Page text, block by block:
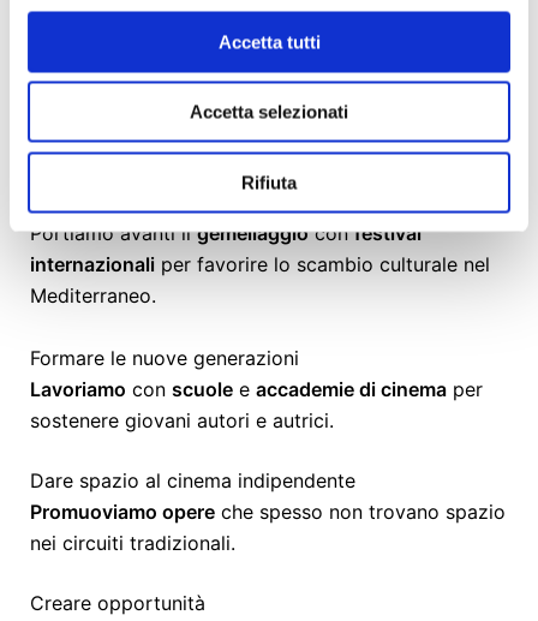
Accetta tutti
Accetta selezionati
Rifiuta
Collaboriamocon realtà comeAmnesty
Greenpeace,Legambiente
SiciliaeAAMODpersensibilizzare la comunità
rispetto ai temi che ci stanno a cuore. Inoltre
facciamo parte delGFN (Green Film Network),
un'organizzazione composta da 33 festival
Portiamo avanti ilgemellaggioconfestival
internazionali per favorire lo scambio culturale nel
Mediterraneo.
Formare le nuove generazioni
Lavoriamo con scuole e accademie di cinema per
sostenere giovani autori e autrici.
Dare spazio al cinema indipendente
Promuoviamo opere che spesso non trovano spazio
nei circuiti tradizionali.
Creare opportunità